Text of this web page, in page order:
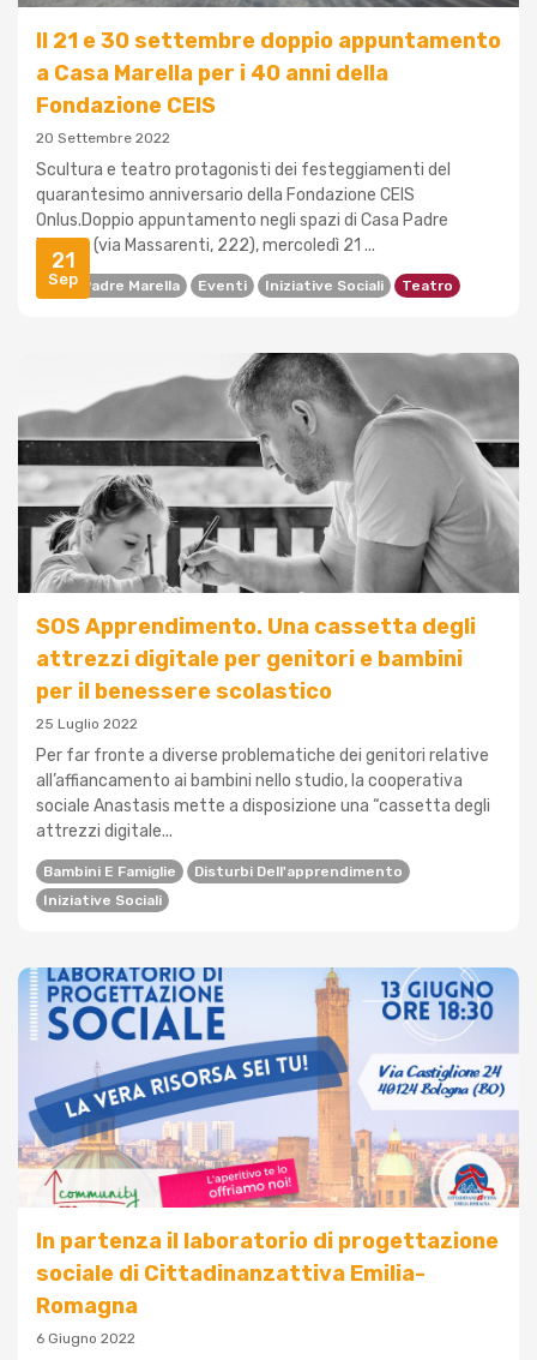
21
Sep
Il 21 e 30 settembre doppio appuntamento
a Casa Marella per i 40 anni della
Fondazione CEIS
20 Settembre 2022
Scultura e teatro protagonisti dei festeggiamenti del
quarantesimo anniversario della Fondazione CEIS
Onlus.Doppio appuntamento negli spazi di Casa Padre
Marella (via Massarenti, 222), mercoledì 21 ...
Casa Padre Marella Eventi Iniziative Sociali Teatro
SOS Apprendimento. Una cassetta degli
attrezzi digitale per genitori e bambini
per il benessere scolastico
25 Luglio 2022
Per far fronte a diverse problematiche dei genitori relative
all’affiancamento ai bambini nello studio, la cooperativa
sociale Anastasis mette a disposizione una “cassetta degli
attrezzi digitale...
Bambini E Famiglie
Disturbi Dell'apprendimento
Iniziative Sociali
In partenza il laboratorio di progettazione
sociale di Cittadinanzattiva Emilia-
Romagna
6 Giugno 2022